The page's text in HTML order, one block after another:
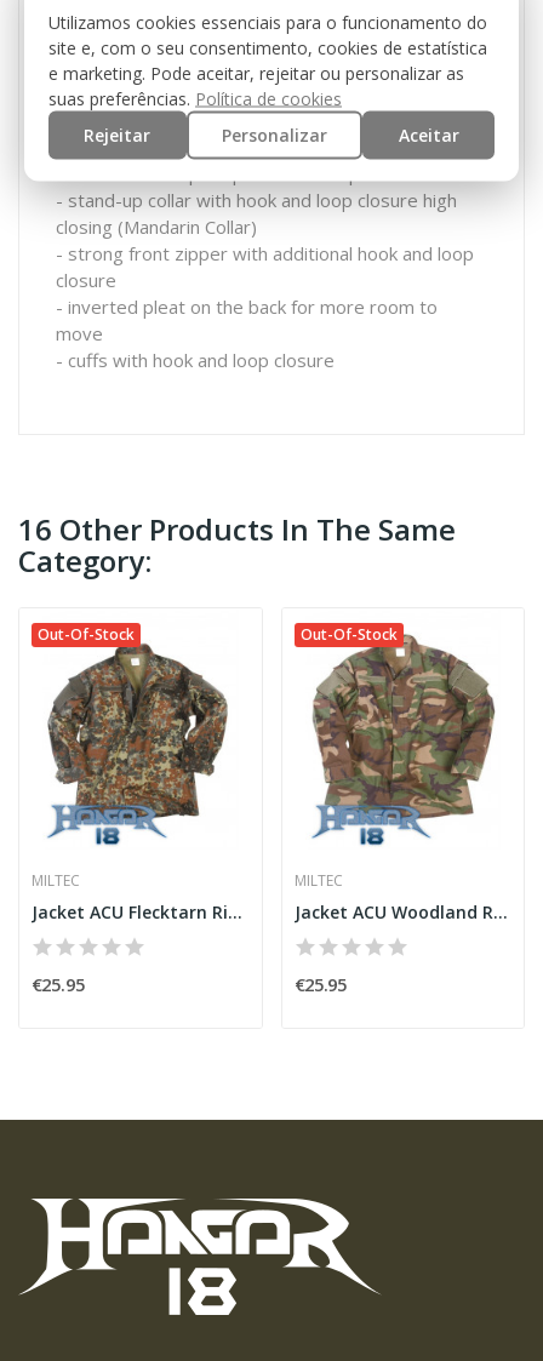
- 2 slanted chest pockets with hook and loop
closure
- elbow border which can be reinforced by
upholstery
- 2 shoulder pockets with hook and loop
- stand-up collar with hook and loop closure high
closing (Mandarin Collar)
- strong front zipper with additional hook and loop
closure
- inverted pleat on the back for more room to
move
- cuffs with hook and loop closure
16 Other Products In The Same
Category:
Out-Of-Stock
MILTEC
Jacket ACU Flecktarn Ripstop
€25.95
Out-Of-Stock
MILTEC
Jacket ACU Woodland Ripstop
€25.95
Utilizamos cookies essenciais para o funcionamento do
site e, com o seu consentimento, cookies de estatística
e marketing. Pode aceitar, rejeitar ou personalizar as
suas preferências. Política de cookies
Rejeitar
Personalizar Aceitar